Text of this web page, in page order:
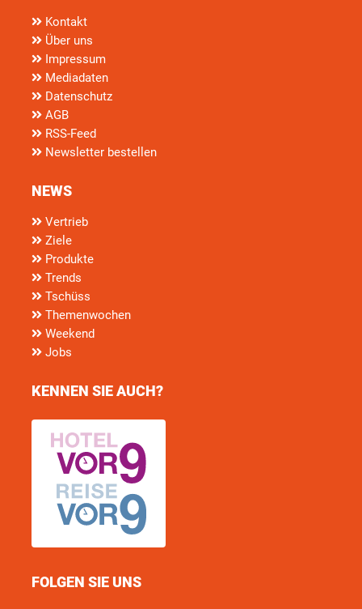
Kontakt
Über uns
Impressum
Mediadaten
Datenschutz
AGB
RSS-Feed
Newsletter bestellen
NEWS
Vertrieb
Ziele
Produkte
Trends
Tschüss
Themenwochen
Weekend
Jobs
KENNEN SIE AUCH?
FOLGEN SIE UNS